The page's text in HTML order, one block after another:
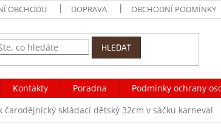
OBCHODU DOPRAVA OBCHODNÍ PODMÍNKY
HLEDAT
Kontakty Poradna Podmínky ochrany
čarodějnický skládací dětský 32cm v sáčku karneval